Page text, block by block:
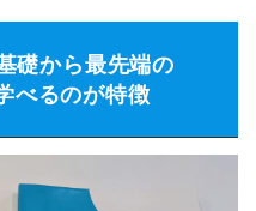
礎から最先端の
べるのが特徴